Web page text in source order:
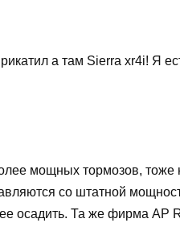
а там Sierra xr4i! Я
мощных тормозов, тоже
со штатной
осадить. Та же фирма AP